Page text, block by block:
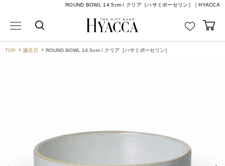
ROUND BOWL 14.5cm / クリア［ハサミポーセリン］｜HYACCA
TOP 誕生日 ROUND BOWL 14.5cm / クリア［ハサミポーセリン］